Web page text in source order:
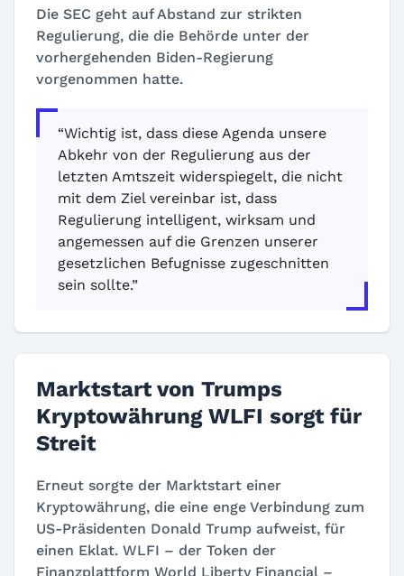
Die SEC geht auf Abstand zur strikten
Regulierung, die die Behörde unter der
vorhergehenden Biden-Regierung
vorgenommen hatte.
“Wichtig ist, dass diese Agenda unsere
Abkehr von der Regulierung aus der
letzten Amtszeit widerspiegelt, die nicht
mit dem Ziel vereinbar ist, dass
Regulierung intelligent, wirksam und
angemessen auf die Grenzen unserer
gesetzlichen Befugnisse zugeschnitten
sein sollte.”
Marktstart von Trumps
Kryptowährung WLFI sorgt für
Streit
Erneut sorgte der Marktstart einer
Kryptowährung, die eine enge Verbindung zum
US-Präsidenten Donald Trump aufweist, für
einen Eklat. WLFI – der Token der
Finanzplattform World Liberty Financial –